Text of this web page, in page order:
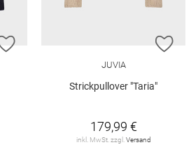
ZUR WUNSCHLISTE HINZUFÜGEN
JUVIA
Strickpullover "Taria"
179,99 €
inkl. MwSt. zzgl. Versand